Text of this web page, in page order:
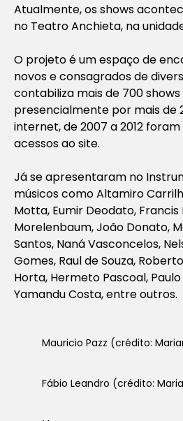
Atualmente, os shows
no Teatro Anchieta, na
O projeto é um espaço de
novos e consagrados de
contabiliza mais de 700 shows
presencialmente por mais de
internet, de 2007 a 2012
acessos ao site.
Já se apresentaram no
músicos como Altamiro
Motta, Eumir Deodato, Francis
Morelenbaum, João Donato,
Santos, Naná Vasconcelos,
Gomes, Raul de Souza,
Horta, Hermeto Pascoal,
Yamandu Costa, entre outros.
Mauricio Pazz (crédito:
Fábio Leandro (crédito: